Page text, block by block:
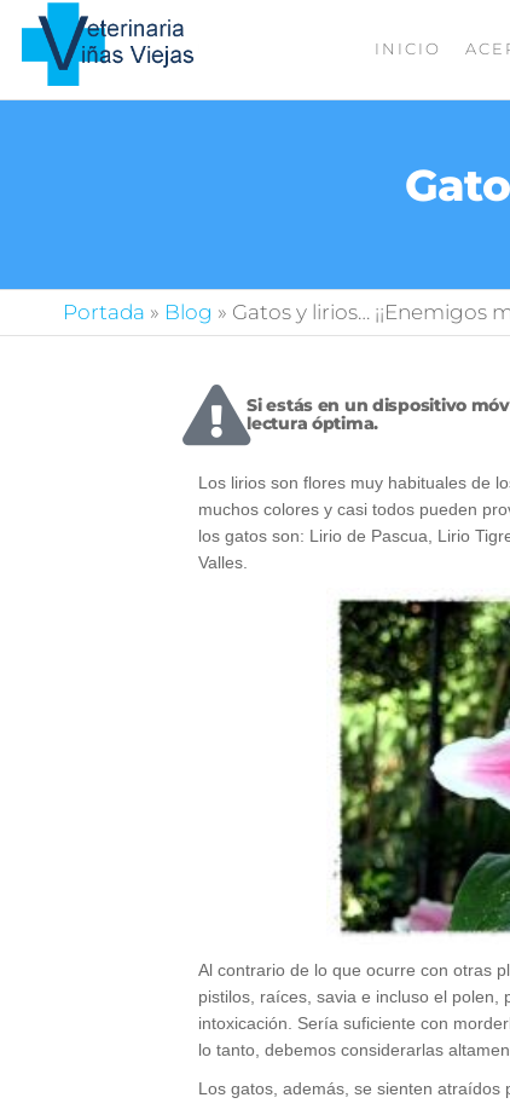
INICIO
Portada » Blog » Gatos y lirios… ¡¡Enemigos
Si estás en un dispositivo
lectura óptima.
Los lirios son flores muy habituales de
muchos colores y casi todos pueden
los gatos son: Lirio de Pascua, Lirio
Valles.
Al contrario de lo que ocurre con otras
pistilos, raíces, savia e incluso el
intoxicación. Sería suficiente con
lo tanto, debemos considerarlas
Los gatos, además, se sienten atraídos